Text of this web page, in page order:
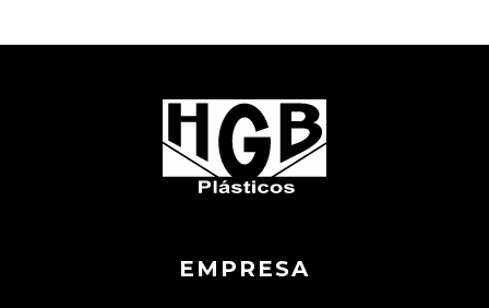
EMPRESA